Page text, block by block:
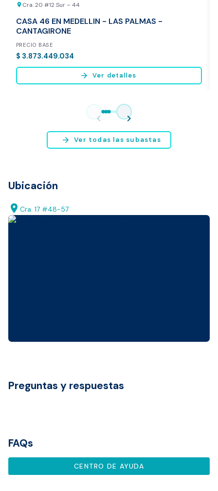
* Servicio disponible exclusivamente para inmuebles ubicados en
Bogotá y Medellín.
location_on Cra. 20 #12 Sur – 44
CASA 46 EN MEDELLIN - LAS PALMAS -
CANTAGIRONE
PRECIO BASE
$ 3.873.449.034
arrow_forward Ver detalles
chevron_left chevron_right
arrow_forward Ver todas las subastas
Ubicación
location_on Cra. 17 #48-57
Preguntas y respuestas
FAQs
CENTRO DE AYUDA